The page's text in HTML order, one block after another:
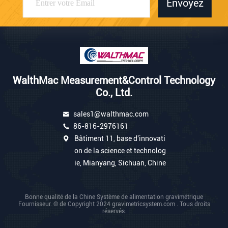
Envoyez
WalthMac Measurement&Control Technology
Co., Ltd.
sales1@walthmac.com
86-816-2976161
Bâtiment 11, base d'innovati
on de la science et technolog
ie, Mianyang, Sichuan, Chine
Bonne qualité de la Chine Système de alimentation gravimétrique
Fournisseur. © de Copyright 2024 gravimetricsystem.com . Tous droits
réservés.